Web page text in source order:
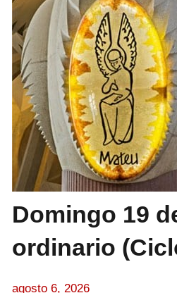
Domingo 19
ordinario
agosto 6, 2026